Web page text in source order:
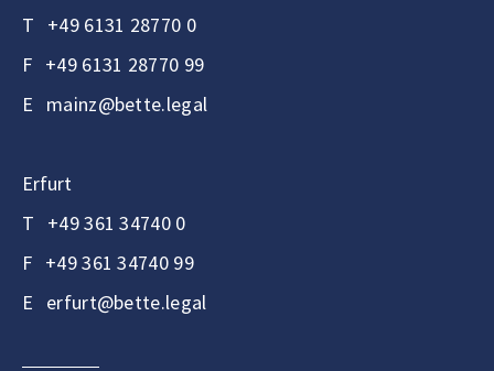
T +49 6131 28770 0
F +49 6131 28770 99
E mainz@bette.legal
Erfurt
T +49 361 34740 0
F +49 361 34740 99
E erfurt@bette.legal